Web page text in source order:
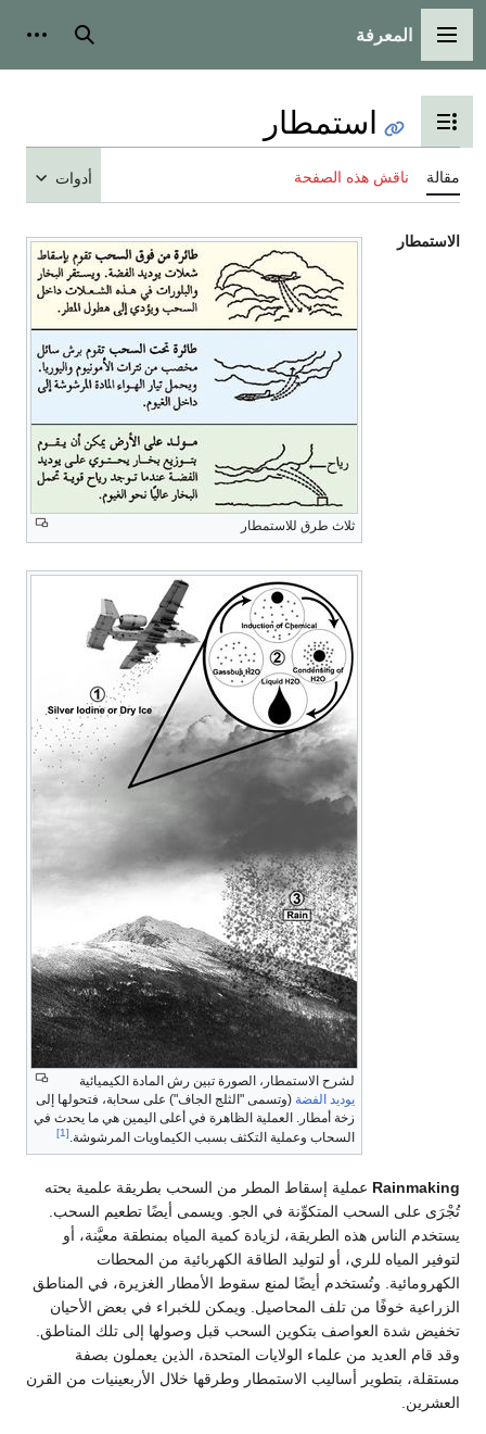
القائمة الرئيسية
المعرفة بحث
تبديل عرض جدول المحتويات
استمطار
مقالة ناقش هذه الصفحة أدوات
ثلاث طرق للاستمطار
لشرح الاستمطار، الصورة تبين رش المادة الكيميائية
يوديد الفضة (وتسمى "الثلج الجاف") على سحابة، فتحولها إلى
زخة أمطار. العملية الظاهرة في أعلى اليمين هي ما يحدث في
السحاب وعملية التكثف بسبب الكيماويات المرشوشة.[1]
الاستمطار
Rainmaking عملية إسقاط المطر من السحب بطريقة علمية بحته
تُجْرَى على السحب المتكوِّنة في الجو. ويسمى أيضًا تطعيم السحب.
يستخدم الناس هذه الطريقة، لزيادة كمية المياه بمنطقة معيَّنة، أو
لتوفير المياه للري، أو لتوليد الطاقة الكهربائية من المحطات
الكهرومائية. وتُستخدم أيضًا لمنع سقوط الأمطار الغزيرة، في المناطق
الزراعية خوفًا من تلف المحاصيل. ويمكن للخبراء في بعض الأحيان
تخفيض شدة العواصف بتكوين السحب قبل وصولها إلى تلك المناطق.
وقد قام العديد من علماء الولايات المتحدة، الذين يعملون بصفة
مستقلة، بتطوير أساليب الاستمطار وطرقها خلال الأربعينيات من القرن
العشرين.